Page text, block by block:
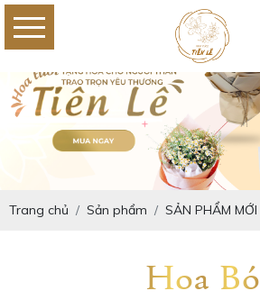
Trang chủ Sản phẩm SẢN PHẨM MỚI
Hoa Bó